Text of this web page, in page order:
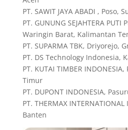
PT. SAWIT JAYA ABADI , Poso,
PT. GUNUNG SEJAHTERA PUTI
Waringin Barat, Kalimantan
PT. SUPARMA TBK, Driyorejo,
PT. DS Technology Indonesia,
PT. KUTAI TIMBER
Timur
PT. DUPONT INDONESIA,
PT. THERMAX
Banten